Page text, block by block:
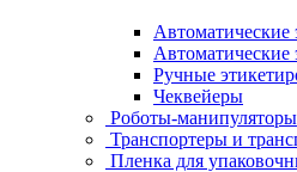
Ручные
Чеквейеры
Роботы-манипуляторы
Транспортеры и
Пленка для